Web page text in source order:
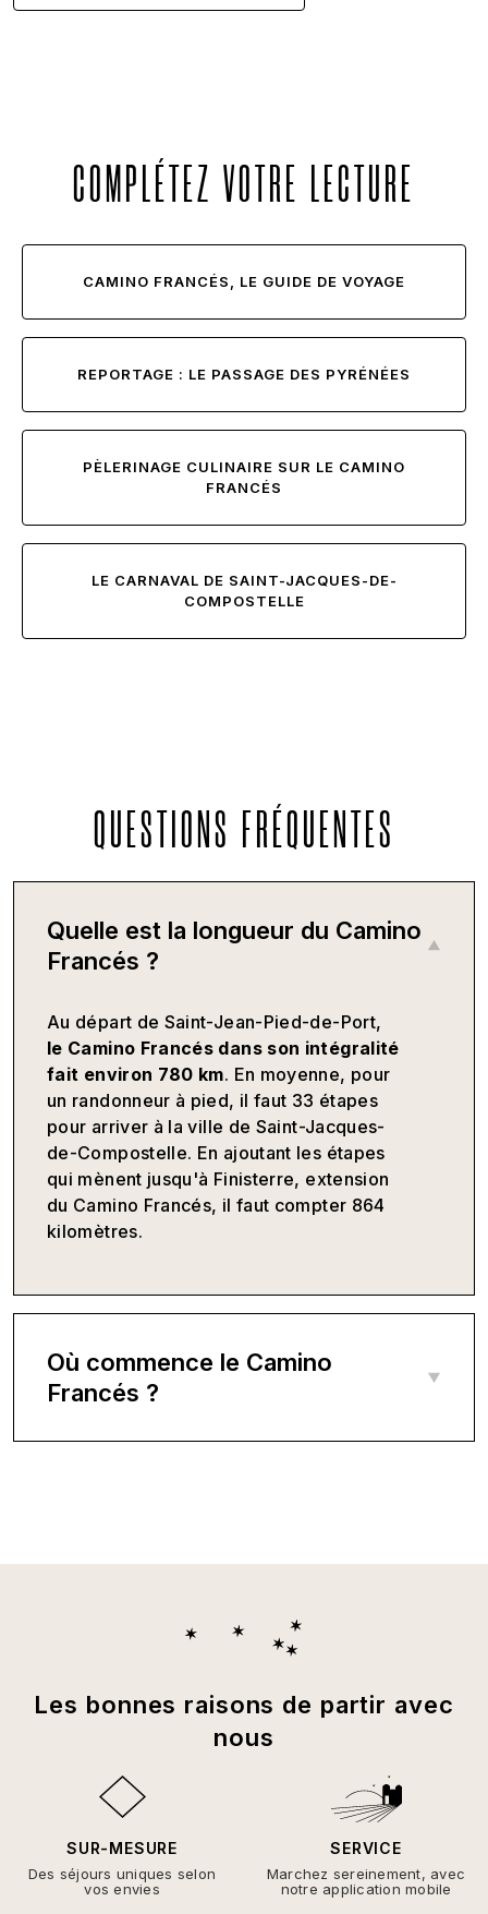
COMPLÉTEZ VOTRE LECTURE
CAMINO FRANCÉS, LE GUIDE DE VOYAGE
REPORTAGE : LE PASSAGE DES PYRÉNÉES
PÈLERINAGE CULINAIRE SUR LE CAMINO
FRANCÉS
LE CARNAVAL DE SAINT-JACQUES-DE-
COMPOSTELLE
QUESTIONS FRÉQUENTES
Quelle est la longueur du Camino
Francés ?
Au départ de Saint-Jean-Pied-de-Port,
le Camino Francés dans son intégralité
fait environ 780 km. En moyenne, pour
un randonneur à pied, il faut 33 étapes
pour arriver à la ville de Saint-Jacques-
de-Compostelle. En ajoutant les étapes
qui mènent jusqu'à Finisterre, extension
du Camino Francés, il faut compter 864
kilomètres.
Où commence le Camino
Francés ?
Les bonnes raisons de partir avec
nous
SUR-MESURE
Des séjours uniques selon
vos envies
SERVICE
Marchez sereinement, avec
notre application mobile